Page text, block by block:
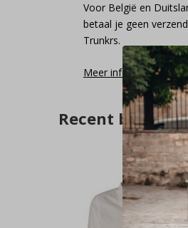
Voor België en
betaal je geen
Trunkrs.
Meer informatie
Recent bekeken